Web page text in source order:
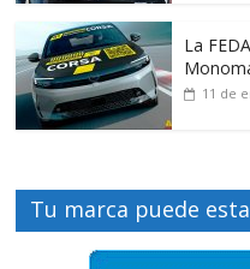
La
11 de
Tu marca puede